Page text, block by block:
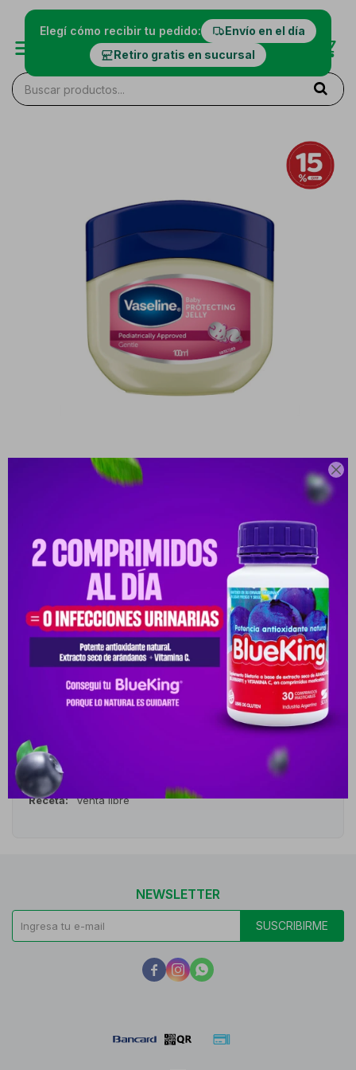

Elegí cómo recibir tu pedido:
Envío en el día
Retiro gratis en sucursal
VASELINE BABY GEL PROTECTOR X 100
10031537-8909106021730
45.060PYG 38.301
VER STOCK EN TIENDAS
Envíos
Cambios y Devoluciones
Características
Receta Venta libre
NEWSLETTER
SUSCRIBIRME
  